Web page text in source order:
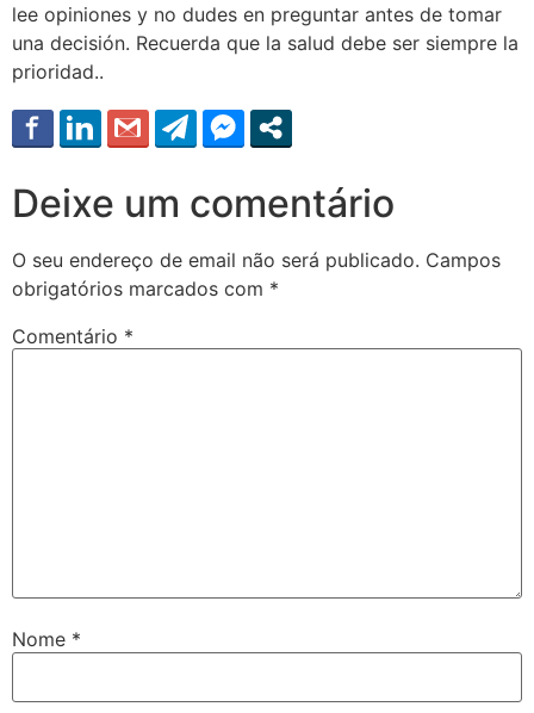
lee opiniones y no dudes en preguntar antes de tomar
una decisión. Recuerda que la salud debe ser siempre la
prioridad..
Deixe um comentário
O seu endereço de email não será publicado. Campos
obrigatórios marcados com *
Comentário *
Nome *